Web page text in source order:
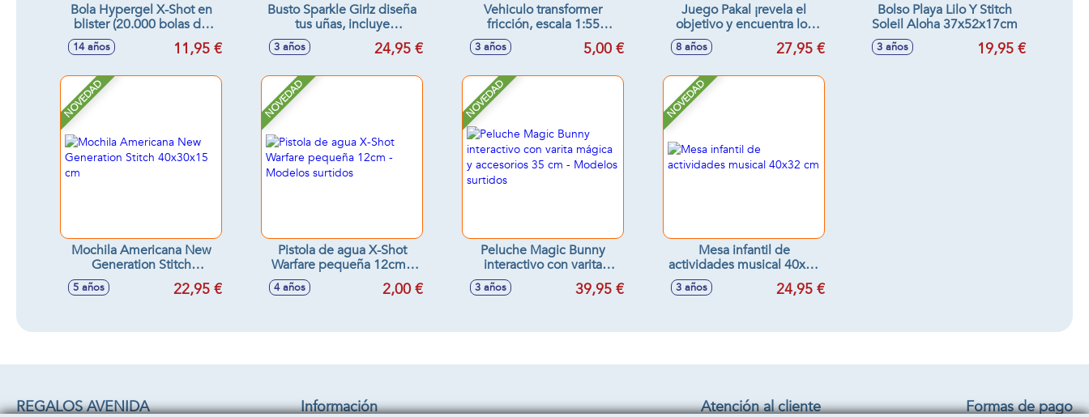
Bola Hypergel X-Shot en
blister (20.000 bolas de
gel) 12cm
14 años 11,95 €
Busto Sparkle Girlz diseña
tus uñas, incluye
accesorios, 25cm
3 años 24,95 €
Vehiculo transformer
fricción, escala 1:55
11'8x7x5'8cm
3 años 5,00 €
Juego Pakal ¡revela el
objetivo y encuentra los
8 años 27,95 €
Bolso Playa Lilo Y Stitch
Soleil Aloha 37x52x17cm
3 años 19,95 €
NOVEDAD
Mochila Americana New
Generation Stitch
40x30x15 cm
5 años 22,95 €
NOVEDAD
Pistola de agua X-Shot
Warfare pequeña 12cm -
Modelos surtidos
4 años 2,00 €
NOVEDAD
Peluche Magic Bunny
interactivo con varita
mágica y accesorios 35 cm
- Modelos surtidos
3 años 39,95 €
NOVEDAD
Mesa infantil de
actividades musical 40x32
3 años 24,95 €
REGALOS AVENIDA Información Atención al cliente Formas de pago